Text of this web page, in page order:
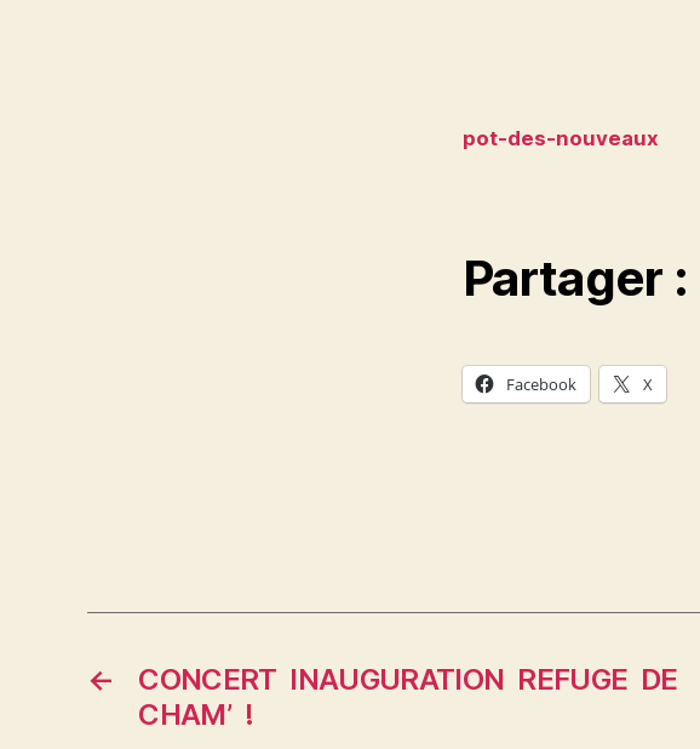
pot-des-nouveaux
Partager :
Facebook X
←
CONCERT INAUGURATION REFUGE DE
CHAM’ !